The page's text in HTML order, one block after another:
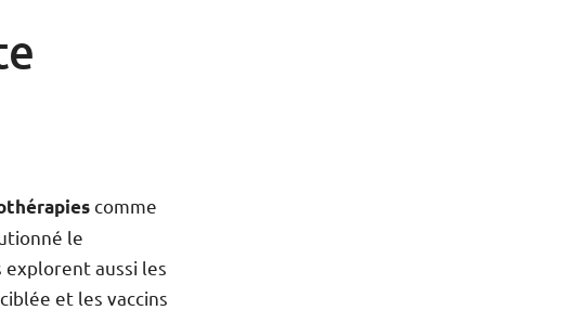
comme
le
aussi les
et les vaccins